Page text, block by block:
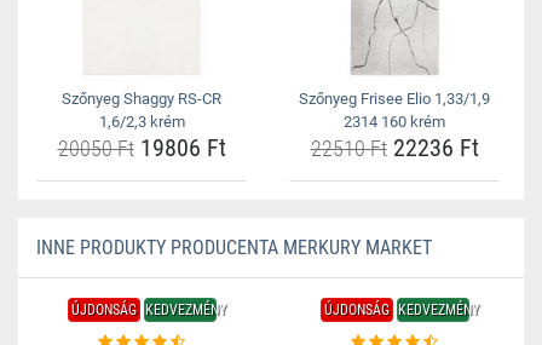
Szőnyeg Shaggy RS-CR
1,6/2,3 krém
20050 Ft19806 Ft
Szőnyeg Frisee Elio 1,33/1,9
2314 160 krém
22510 Ft22236 Ft
INNE PRODUKTY PRODUCENTA MERKURY MARKET
ÚJDONSÁG KEDVEZMÉNY ÚJDONSÁG KEDVEZMÉNY